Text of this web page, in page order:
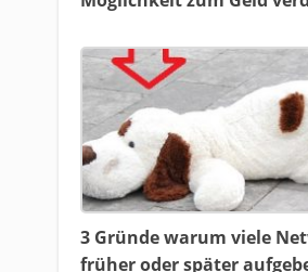
3 Gründe warum viele
früher oder später